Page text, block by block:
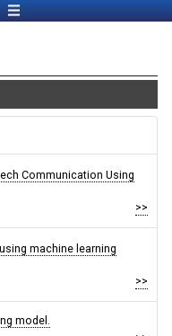
Communication Using
>>
machine learning
>>
model.